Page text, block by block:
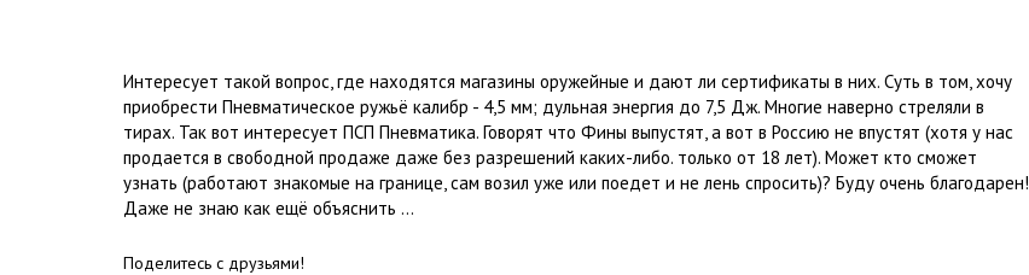
Интересует такой вопрос, где находятся магазины оружейные и дают ли сертификаты в них. Суть в том, хочу
приобрести Пневматическое ружьё калибр - 4,5 мм; дульная энергия до 7,5 Дж. Многие наверно стреляли в
тирах. Так вот интересует ПСП Пневматика. Говорят что Фины выпустят, а вот в Россию не впустят (хотя у нас
продается в свободной продаже даже без разрешений каких-либо. только от 18 лет). Может кто сможет
узнать (работают знакомые на границе, сам возил уже или поедет и не лень спросить)? Буду очень благодарен!
Даже не знаю как ещё объяснить ...
Поделитесь с друзьями!